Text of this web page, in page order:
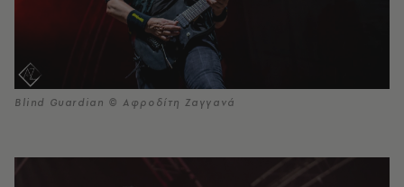
Blind Guardian © Αφροδίτη Ζαγγανά